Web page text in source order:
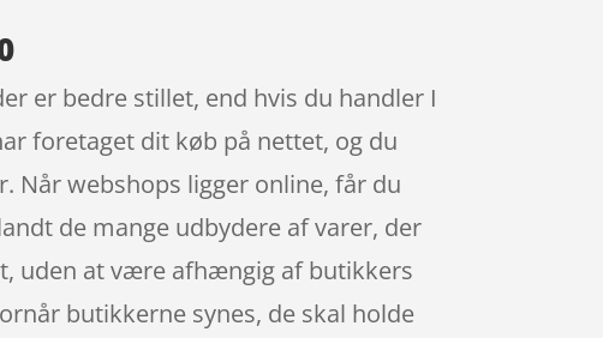
er bedre stillet, end hvis du handler I
foretaget dit køb på nettet, og du
Når webshops ligger online, får du
de mange udbydere af varer, der
uden at være afhængig af butikkers
butikkerne synes, de skal holde